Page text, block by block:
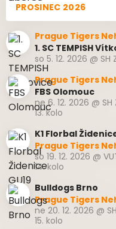
PROSINEC 2026
Prague Tigers
1. SC TEMPISH
so 5. 12. 2026 @ SH
Prague Tigers
FBS Olomouc
ne 6. 12. 2026 @
13. kolo
K1 Florbal
Prague Tigers
so 19. 12. 2026 @
14. kolo
Bulldogs Brno
Prague Tigers
ne 20. 12. 2026 @
15. kolo